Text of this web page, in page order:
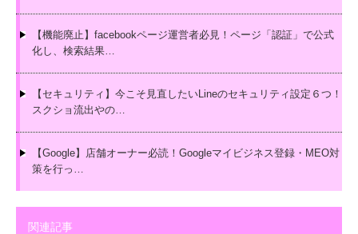
【機能廃止】facebookページ運営者必見！ページ「認証」で公式
化し、検索結果…
【セキュリティ】今こそ見直したいLineのセキュリティ設定６つ！
スクショ流出やの…
【Google】店舗オーナー必読！Googleマイビジネス登録・MEO対
策を行っ…
関連記事